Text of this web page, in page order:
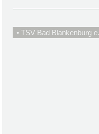
• TSV Bad Blankenburg